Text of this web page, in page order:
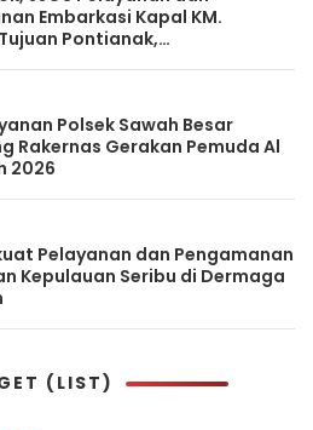
Embarkasi Kapal KM.
Pontianak,
Polsek Sawah Besar
Rakernas Gerakan Pemuda Al
2026
Pelayanan dan Pengamanan
Kepulauan Seribu di Dermaga
(LIST)